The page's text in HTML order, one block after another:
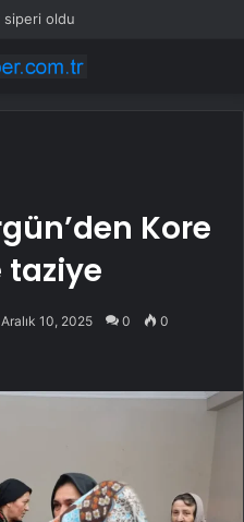
siperi oldu
Kore
taziye
Aralık 10, 2025 0 0